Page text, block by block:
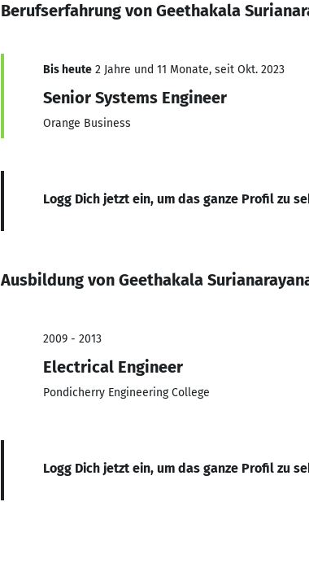
Berufserfahrung von Geethakala
Bis heute 2 Jahre und 11 Monate, seit Okt. 2023
Senior Systems Engineer
Orange Business
Logg Dich jetzt ein, um das ganze Profil zu
Ausbildung von Geethakala
2009 - 2013
Electrical Engineer
Pondicherry Engineering College
Logg Dich jetzt ein, um das ganze Profil zu